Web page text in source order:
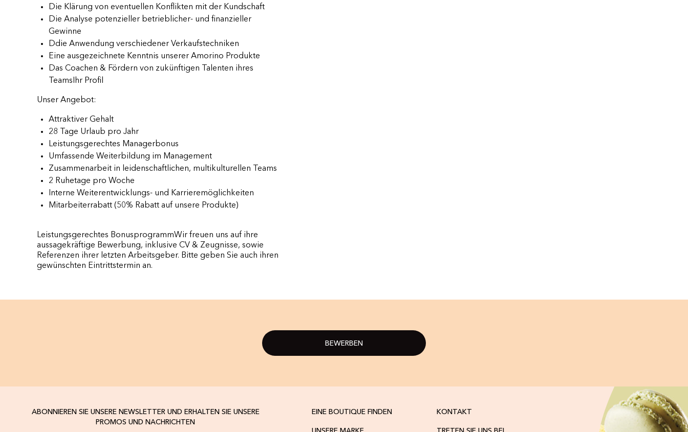
Die Klärung von eventuellen Konflikten mit der Kundschaft
Die Analyse potenzieller betrieblicher- und finanzieller
Gewinne
Ddie Anwendung verschiedener Verkaufstechniken
Eine ausgezeichnete Kenntnis unserer Amorino Produkte
Das Coachen & Fördern von zukünftigen Talenten ihres
TeamsIhr Profil
Unser Angebot:
Attraktiver Gehalt
28 Tage Urlaub pro Jahr
Leistungsgerechtes Managerbonus
Umfassende Weiterbildung im Management
Zusammenarbeit in leidenschaftlichen, multikulturellen Teams
2 Ruhetage pro Woche
Interne Weiterentwicklungs- und Karrieremöglichkeiten
Mitarbeiterrabatt (50% Rabatt auf unsere Produkte)
Leistungsgerechtes BonusprogrammWir freuen uns auf ihre
aussagekräftige Bewerbung, inklusive CV & Zeugnisse, sowie
Referenzen ihrer letzten Arbeitsgeber. Bitte geben Sie auch ihren
gewünschten Eintrittstermin an.
BEWERBEN
ABONNIEREN SIE UNSERE NEWSLETTER UND ERHALTEN SIE UNSERE
PROMOS UND NACHRICHTEN
EINE BOUTIQUE FINDEN KONTAKT